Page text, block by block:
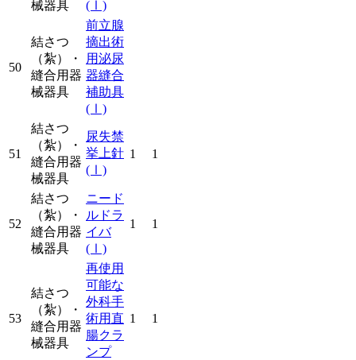
械器具
(Ⅰ)
50
結さつ
（紮）・
縫合用器
械器具
前立腺
摘出術
用泌尿
器縫合
補助具
(Ⅰ)
51
結さつ
（紮）・
縫合用器
械器具
尿失禁
挙上針
(Ⅰ)
1 1
52
結さつ
（紮）・
縫合用器
械器具
ニード
ルドラ
イバ
(Ⅰ)
1 1
53
結さつ
（紮）・
縫合用器
械器具
再使用
可能な
外科手
術用直
腸クラ
ンプ
1 1